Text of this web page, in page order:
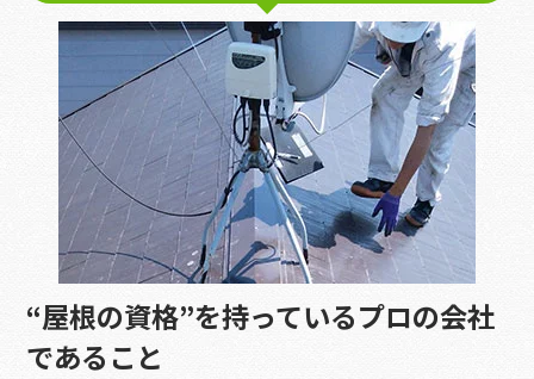
“屋根の資格”を持っているプロの会社
であること